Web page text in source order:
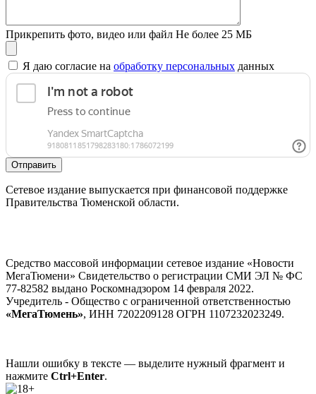
Прикрепить фото, видео или файл Не более 25 МБ
Я даю согласие на обработку персональных данных
Отправить
Сетевое издание выпускается при финансовой поддержке
Правительства Тюменской области.
Средство массовой информации сетевое издание «Новости
МегаТюмени» Свидетельство о регистрации СМИ ЭЛ № ФС
77-82582 выдано Роскомнадзором 14 февраля 2022.
Учредитель - Общество с ограниченной ответственностью
«МегаТюмень», ИНН 7202209128 ОГРН 1107232023249.
Нашли ошибку в тексте — выделите нужный фрагмент и
нажмите Ctrl+Enter.